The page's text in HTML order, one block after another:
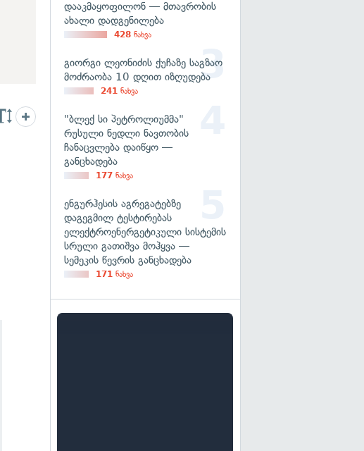
დააკმაყოფილონ — მთავრობის
ახალი დადგენილება
428 ნახვა
გიორგი ლეონიძის ქუჩაზე საგზაო
მოძრაობა 10 დღით იზღუდება
241 ნახვა
"ბლექ სი პეტროლიუმმა"
რუსული ნედლი ნავთობის
ჩანაცვლება დაიწყო —
განცხადება
177 ნახვა
ენგურჰესის აგრეგატებზე
დაგეგმილ ტესტირებას
ელექტროენერგეტიკული სისტემის
სრული გათიშვა მოჰყვა —
სემეკის წევრის განცხადება
171 ნახვა